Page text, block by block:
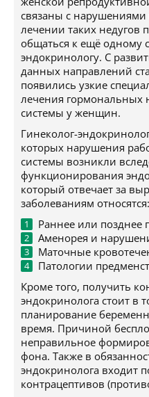
связаны с
лечении таких недугов
общаться к ещё одному
эндокринологу. С
данных направлений
появились узкие
лечения гормональных
системы у женщин.
Гинеколог-
которых нарушения
системы возникли
функционирования
который отвечает за
заболеваниям относятся:
Раннее или позднее
Аменорея и
Маточные
Патологии
Кроме того, получить
эндокринолога стоит в
планирование
время. Причиной
неправильное
фона. Также в
эндокринолога входит
контрацептивов